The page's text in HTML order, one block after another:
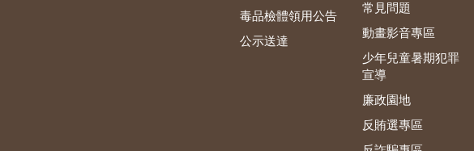
毒品檢體領用公告
公示送達
常見問題
動畫影音專區
少年兒童暑期犯罪
宣導
廉政園地
反賄選專區